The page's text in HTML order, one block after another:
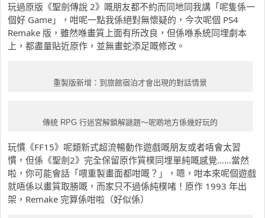
玩過原版《聖劍傳說 2》嘅朋友都不約而同地同我講「呢隻係一
個好 Game」，咁呢一點我係絕對無懷疑的，今次呢個 PS4
Remake 版，雖然喺畫質上面有所改良，但係喺系統同埋劇本
上，都盡量貼近原作，並無畫蛇添足嘅修改。
重製版新增：到旅館宿泊才會出現的對話情景
傳統 RPG 行迷宮解鎖解謎題～呢啲地方係幾好玩的
玩慣《FF15》呢類新式超流暢動作遊戲嘅朋友或者唔會太習
慣，但係《聖劍2》完全保留原作質樸同埋單純嘅感覺……當然
啦，你可能會話「喂重製畫面都咁嘅？」，嗯，咁本來呢個遊戲
就唔係以畫質取勝嘅，而家只不過係純樸啫！原作 1993 年出
架，Remake 完算係咁啦（好似係）